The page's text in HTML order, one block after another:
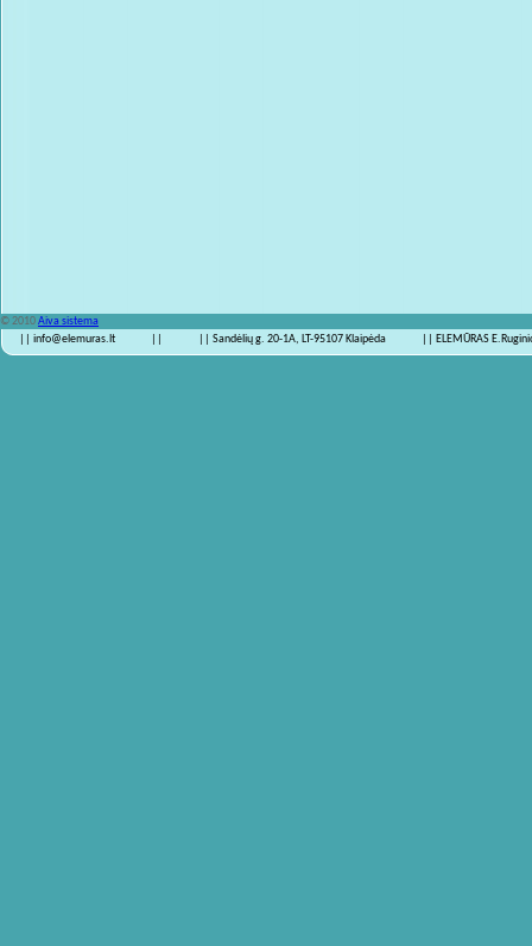
© 2010Aiva sistema
|| info@elemuras.lt
|| Sandėlių g. 20-1A, LT-95107 Klaipėda || ELEMŪRAS